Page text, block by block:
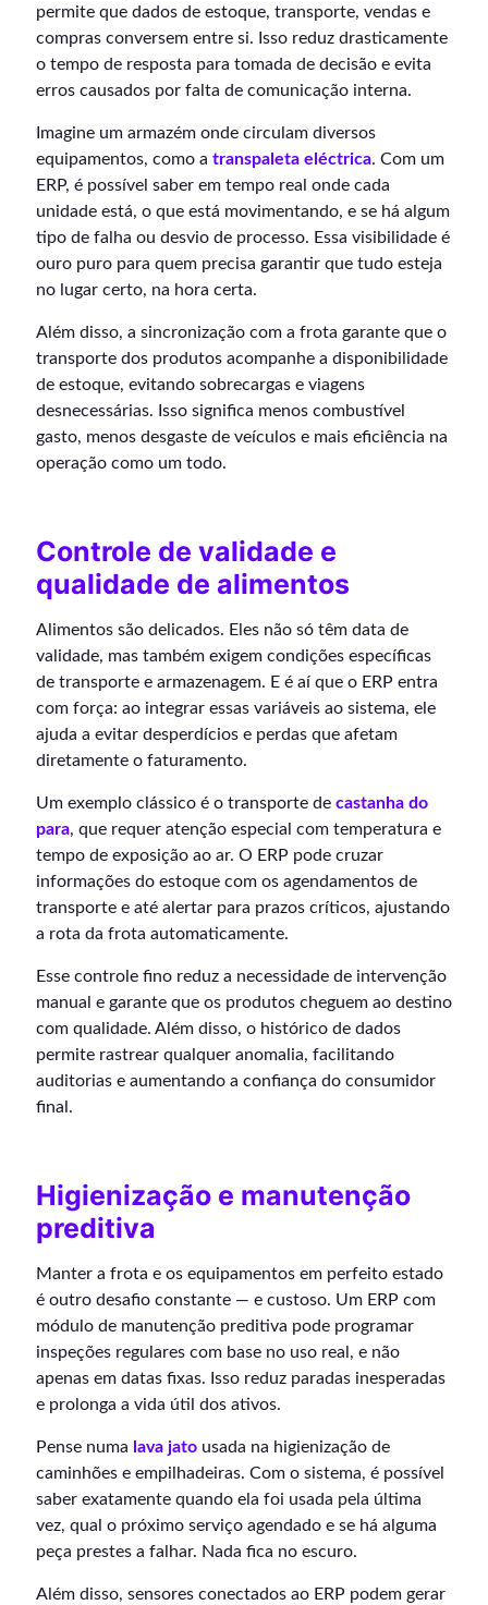
permite que dados de estoque, transporte, vendas e
compras conversem entre si. Isso reduz drasticamente
o tempo de resposta para tomada de decisão e evita
erros causados por falta de comunicação interna.
Imagine um armazém onde circulam diversos
equipamentos, como a transpaleta eléctrica. Com um
ERP, é possível saber em tempo real onde cada
unidade está, o que está movimentando, e se há algum
tipo de falha ou desvio de processo. Essa visibilidade é
ouro puro para quem precisa garantir que tudo esteja
no lugar certo, na hora certa.
Além disso, a sincronização com a frota garante que o
transporte dos produtos acompanhe a disponibilidade
de estoque, evitando sobrecargas e viagens
desnecessárias. Isso significa menos combustível
gasto, menos desgaste de veículos e mais eficiência na
operação como um todo.
Controle de validade e
qualidade de alimentos
Alimentos são delicados. Eles não só têm data de
validade, mas também exigem condições específicas
de transporte e armazenagem. E é aí que o ERP entra
com força: ao integrar essas variáveis ao sistema, ele
ajuda a evitar desperdícios e perdas que afetam
diretamente o faturamento.
Um exemplo clássico é o transporte de castanha do
para, que requer atenção especial com temperatura e
tempo de exposição ao ar. O ERP pode cruzar
informações do estoque com os agendamentos de
transporte e até alertar para prazos críticos, ajustando
a rota da frota automaticamente.
Esse controle fino reduz a necessidade de intervenção
manual e garante que os produtos cheguem ao destino
com qualidade. Além disso, o histórico de dados
permite rastrear qualquer anomalia, facilitando
auditorias e aumentando a confiança do consumidor
final.
Higienização e manutenção
preditiva
Manter a frota e os equipamentos em perfeito estado
é outro desafio constante — e custoso. Um ERP com
módulo de manutenção preditiva pode programar
inspeções regulares com base no uso real, e não
apenas em datas fixas. Isso reduz paradas inesperadas
e prolonga a vida útil dos ativos.
Pense numa lava jato usada na higienização de
caminhões e empilhadeiras. Com o sistema, é possível
saber exatamente quando ela foi usada pela última
vez, qual o próximo serviço agendado e se há alguma
peça prestes a falhar. Nada fica no escuro.
Além disso, sensores conectados ao ERP podem gerar